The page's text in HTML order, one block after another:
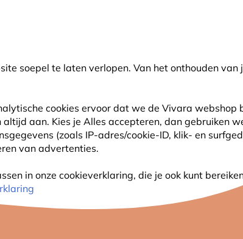
soepel te laten verlopen. Van het onthouden
cookies ervoor dat we de Vivara webshop
aan. Kies je Alles accepteren, dan gebruiken
(zoals IP-adres/cookie-ID, klik- en
van advertenties.
in onze cookieverklaring, die je ook kunt
Zoeken
ANDERE DIEREN PLANTEN